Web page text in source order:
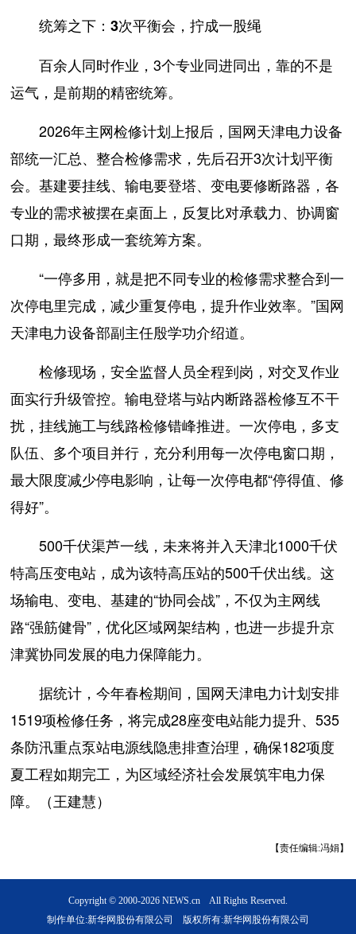
统筹之下：3次平衡会，拧成一股绳
百余人同时作业，3个专业同进同出，靠的不是
运气，是前期的精密统筹。
2026年主网检修计划上报后，国网天津电力设备
部统一汇总、整合检修需求，先后召开3次计划平衡
会。基建要挂线、输电要登塔、变电要修断路器，各
专业的需求被摆在桌面上，反复比对承载力、协调窗
口期，最终形成一套统筹方案。
“一停多用，就是把不同专业的检修需求整合到一
次停电里完成，减少重复停电，提升作业效率。”国网
天津电力设备部副主任殷学功介绍道。
检修现场，安全监督人员全程到岗，对交叉作业
面实行升级管控。输电登塔与站内断路器检修互不干
扰，挂线施工与线路检修错峰推进。一次停电，多支
队伍、多个项目并行，充分利用每一次停电窗口期，
最大限度减少停电影响，让每一次停电都“停得值、修
得好”。
500千伏渠芦一线，未来将并入天津北1000千伏
特高压变电站，成为该特高压站的500千伏出线。这
场输电、变电、基建的“协同会战”，不仅为主网线
路“强筋健骨”，优化区域网架结构，也进一步提升京
津冀协同发展的电力保障能力。
据统计，今年春检期间，国网天津电力计划安排
1519项检修任务，将完成28座变电站能力提升、535
条防汛重点泵站电源线隐患排查治理，确保182项度
夏工程如期完工，为区域经济社会发展筑牢电力保
障。（王建慧）
【责任编辑:冯娟】
Copyright © 2000-2026 NEWS.cn All Rights Reserved.
制作单位:新华网股份有限公司 版权所有:新华网股份有限公司